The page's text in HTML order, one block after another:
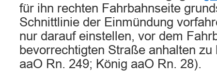
für ihn rechten Fahrbahnseite
Schnittlinie der Einmündung
nur darauf einstellen, vor dem
bevorrechtigten Straße anhalten
aaO Rn. 249; König aaO Rn. 28).